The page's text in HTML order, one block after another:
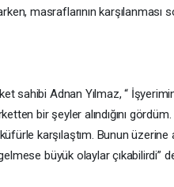
masraflarının karşılanması
sahibi Adnan Yılmaz, “
bir şeyler alındığını gördüm.
karşılaştım. Bunun üzerine
gelmese büyük olaylar çıkabilirdi”